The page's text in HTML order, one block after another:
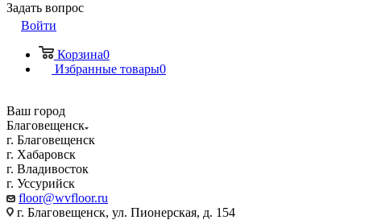
Задать вопрос
Войти
Корзина0
Избранные товары0
Ваш город
Благовещенск
г. Благовещенск
г. Хабаровск
г. Владивосток
г. Уссурийск
floor@wvfloor.ru
г. Благовещенск, ул. Пионерская, д. 154